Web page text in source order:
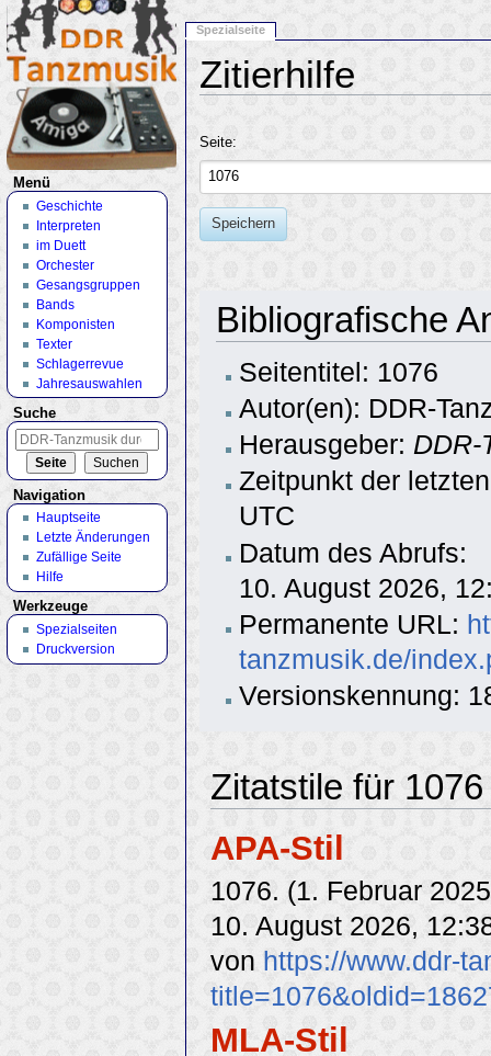
Zitierhilfe
Seite:
Speichern
Bibliografische
Seitentitel: 1076
Autor(en): DDR-
Herausgeber:
Zeitpunkt der
UTC
Datum des Abrufs:
10. August 2026,
Permanente URL:
tanzmusik.de/
Versionskennung:
Zitatstile für 1076
APA-Stil
1076. (1. Februar
10. August 2026,
von https://www.ddr-
MLA-Stil
Spezialseite
Menü
Geschichte
Interpreten
im Duett
Orchester
Gesangsgruppen
Bands
Komponisten
Texter
Schlagerrevue
Jahresauswahlen
Suche
Navigation
Hauptseite
Letzte Änderungen
Zufällige Seite
Hilfe
Werkzeuge
Spezialseiten
Druckversion